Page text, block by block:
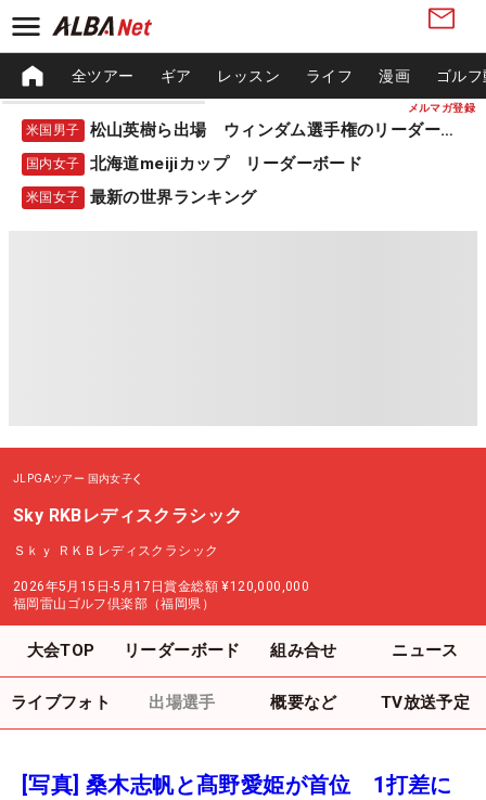
メルマガ登録
全ツアー ギア レッスン ライフ 漫画 ゴル
米国男子 松山英樹ら出場 ウィンダム選手権のリーダーボード
国内女子 北海道meijiカップ リーダーボード
米国女子 最新の世界ランキング
JLPGAツアー 国内女子
Sky RKBレディスクラシック
Ｓｋｙ ＲＫＢレディスクラシック
2026年5月15日-5月17日賞金総額 ¥120,000,000
福岡雷山ゴルフ倶楽部（福岡県）
大会TOP リーダーボード 組み合せ ニュース
ライブフォト 出場選手 概要など TV放送予定
[写真] 桑木志帆と髙野愛姫が首位 1打差に